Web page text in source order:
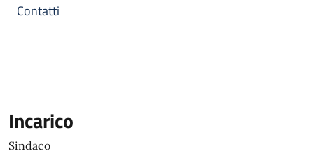
Contatti
Incarico
Sindaco